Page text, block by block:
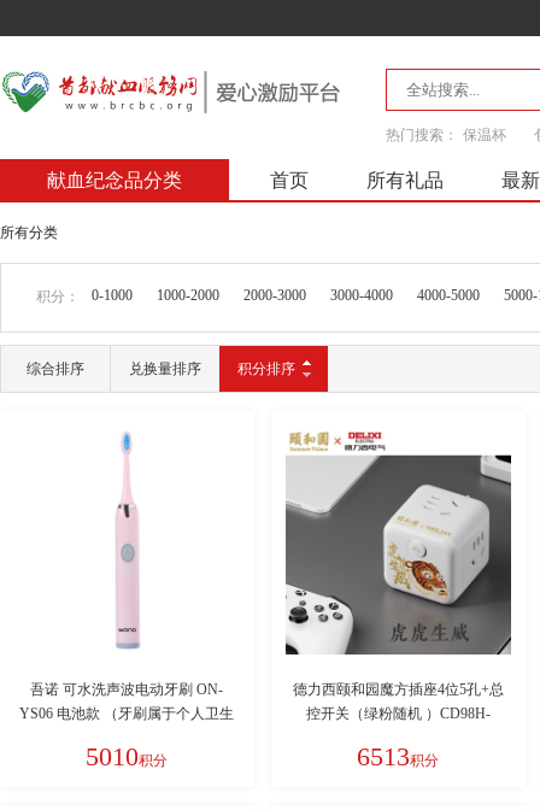
热门搜索： 保温杯
献血纪念品分类 首页 所有礼品 最
所有分类
积分： 0-1000 1000-2000 2000-3000 3000-4000 4000-5000
综合排序 兑换量排序 积分排序
吾诺 可水洗声波电动牙刷 ON-
YS06 电池款 （牙刷属于个人卫生
换货）偏远地区不发货：新疆、西
5010积分
德力西颐和园魔方插座4位5孔+总
控开关（绿粉随机 ）CD98H-
6513积分